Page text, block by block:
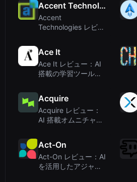
ハブ
Accent Technologies
Accent
Technologies レビュ
ネーブルメントプ...
Ace It
Ace It レビュー：AI
搭載の学習ツールが
Acquire
Acquire レビュー：
AI 搭載オムニチャネ
Act-On
Act-On レビュー：AI
を活用したアジャイ